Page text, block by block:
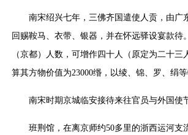
南宋绍兴七年，三佛齐国遣使人贡，由
回赐鞍马、衣带、银器，并在怀远驿设宴款
（京都）人数，可增作四十人（原定为二十
算其方物价值为23000缗，以绫、锦、罗、绢等
南宋时期京城临安接待来往官员与外国使
班荆馆，在离京师约50多里的浙西运河支